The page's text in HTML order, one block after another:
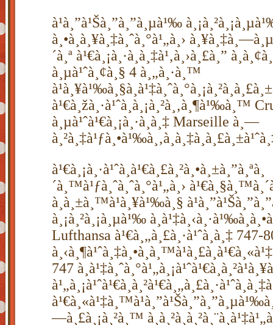
à¹à¸”à¹Šà¸”à¸”à¸µà¹‰
à¸•à¸à¸¥à¸‡à¸ˆà¸°à¹„à¸›
´à¸ª à¹€à¸¡à¸·à¸­à¸‡à¹‚à¸›à¸£à¸”
à¸µà¹ˆà¸¢à¸§ 4 à¸„à¸·à¸™
à¹€à¸žà¸·à¹ˆà¸­à¸¡à¸²à¸‚à¸¶à¹‰à¸™
à¸µà¹ˆà¹€à¸¡à¸·à¸­à¸‡ Marseille à¸—
à¹€à¸¡à¸·à¹ˆà¸­à¹€à¸£à¸²à¸•à¸±à¸”à¸ªà¸
´à¸™à¹ƒà¸ˆà¸ˆà¸°à¹„à¸›
à¸à¸±à¸™à¹à¸¥à¹‰à¸§
à¸¡à¸²à¸¡à¸µà¹‰
Lufthansa à¹€à¸„à¸£à¸·à¹ˆà¸­à¸‡ 747-
747
—à¸£à¸¡à¸²à¸™